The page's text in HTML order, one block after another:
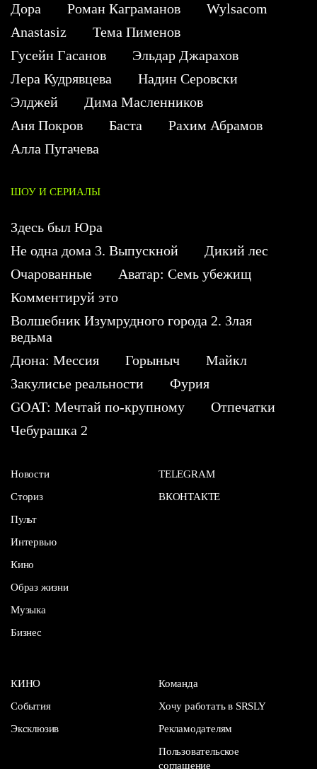
Дора Роман Каграманов
Wylsacom
Anastasiz
Тема Пименов
Гусейн Гасанов
Эльдар Джарахов
Лера Кудрявцева
Надин Серовски
Элджей
Дима Масленников
Аня Покров
Баста
Рахим Абрамов
Алла Пугачева
ШОУ И СЕРИАЛЫ
Здесь был Юра
Не одна дома 3. Выпускной
Дикий лес
Очарованные
Аватар: Семь убежищ
Комментируй это
Волшебник Изумрудного города 2. Злая
ведьма
Дюна: Мессия
Горыныч
Майкл
Закулисье реальности
Фурия
GOAT: Мечтай по-крупному
Отпечатки
Чебурашка 2
Новости
Сториз
Пульт
Интервью
Кино
Образ жизни
Музыка
Бизнес
TELEGRAM
ВКОНТАКТЕ
КИНО
События
Эксклюзив
Команда
Хочу работать в SRSLY
Рекламодателям
Пользовательское
соглашение